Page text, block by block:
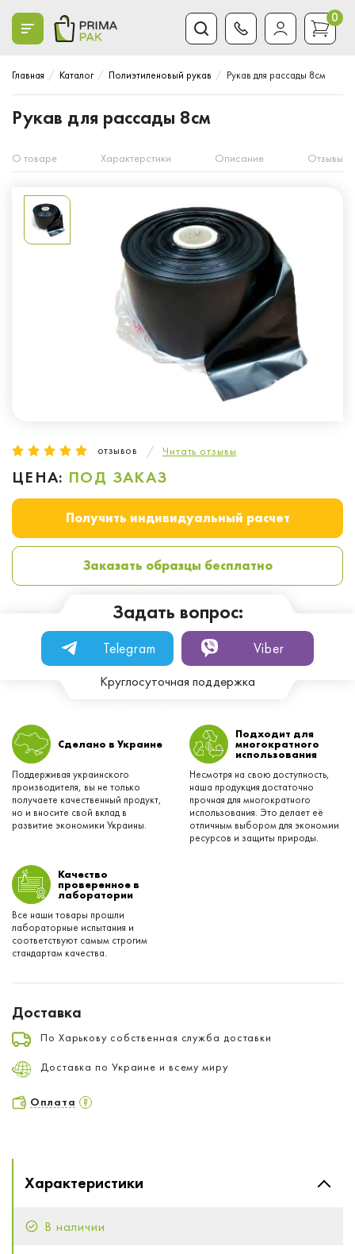
0
Главная Каталог Полиэтиленовый рукав Рукав для рассады 8см
Рукав для рассады 8см
О товаре Характерстики Описание Отзывы
отзывов Читать отзывы
ЦЕНА: ПОД ЗАКАЗ
Получить индивидуальный расчет
Заказать образцы бесплатно
Задать вопрос:
Telegram Viber
Круглосуточная поддержка
Сделано в Украине
Поддерживая украинского
производителя, вы не только
получаете качественный продукт,
но и вносите свой вклад в
развитие экономики Украины.
Подходит для
многократного
использования
Несмотря на свою доступность,
наша продукция достаточно
прочная для многократного
использования. Это делает её
отличным выбором для экономии
ресурсов и защиты природы.
Качество
проверенное в
лаборатории
Все наши товары прошли
лабораторные испытания и
соответствуют самым строгим
стандартам качества.
Доставка
По Харькову собственная служба доставки
Доставка по Украине и всему миру
Оплата
Характеристики
В наличии